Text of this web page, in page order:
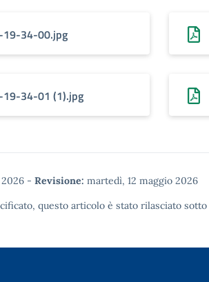
19-34-00.jpg
34-01 (1).jpg
- Revisione: martedì, 12 maggio 2026
questo articolo è stato rilasciato sotto